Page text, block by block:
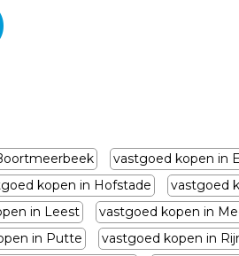
vastgoed kopen in
kopen in Hofstade vastgoed
in Leest vastgoed kopen in
in Putte vastgoed kopen in